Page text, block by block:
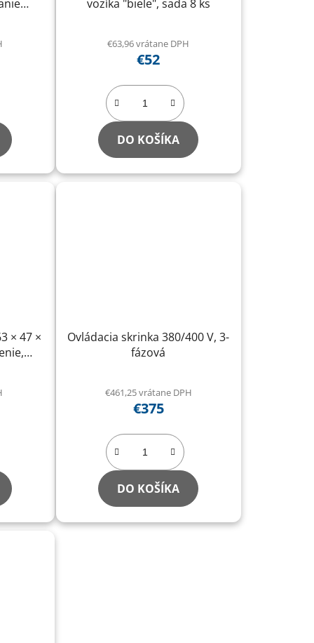
vozíka "biele", sada 8 ks
€63,96 vrátane DPH
€52
DO KOŠÍKA
× 47 ×
Ovládacia skrinka 380/400 V, 3-
fázová
€461,25 vrátane DPH
€375
DO KOŠÍKA